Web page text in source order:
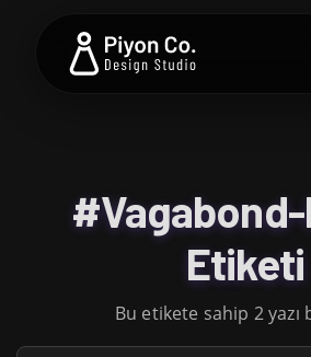
Etiketi
Bu etikete sahip 2 yazı